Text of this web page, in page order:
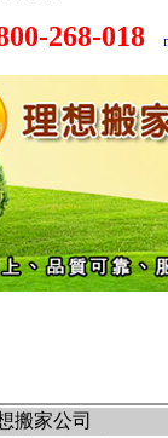
268-018
搬家公司